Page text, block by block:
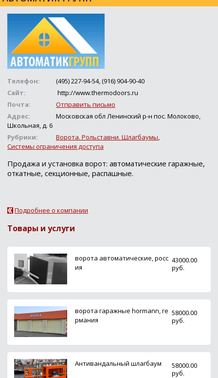
Телефон:
(495) 227-94-54, (916) 904-90-40
Сайт:
http://www.thermodoors.ru
Почта:
Отправить письмо
Адрес:
Московская обл Ленинский р-н пос. Молоково,
Школьная, д. 6
Рубрики:
Ворота. Рольставни. Шлагбаумы,
Системы ограничения доступа
Продажа и установка ворот: автоматические гаражные,
откатные, секционные, распашные.
Подробнее о компании
Товары и услуги
ворота автоматические, росс
ия
43000.00
руб.
ворота гаражные hormann, ге
рмания
58000.00
руб.
Антивандальный шлагбаум
58000.00
руб.